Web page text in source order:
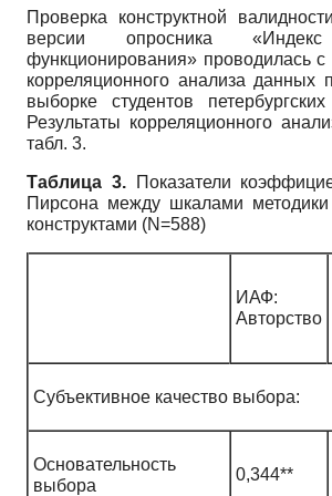
Проверка конструктной
версии опросника «Индекс
функционирования» проводилась с
корреляционного анализа данных
выборке студентов
Результаты корреляционного
табл. 3.
Таблица 3.Показатели
Пирсона между шкалами
конструктами (N=588)
ИАФ:
Авторство
Субъективное качество выбора:
Основательность
выбора
0,344**